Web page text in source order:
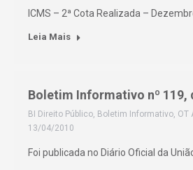
ICMS – 2ª Cota Realizada –
Leia Mais
Boletim Informativo nº 119,
BI Direito Público, Boletim Informativo, OT
13/04/2010
Foi publicada no Diário Oficial da